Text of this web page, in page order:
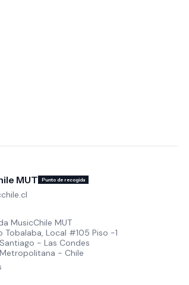
MUT Punto de recogida
MusicChile MUT
Tobalaba, Local #105 Piso -1
- Las Condes
- Chile